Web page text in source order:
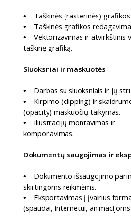
• Taškinės (rasterinės) grafikos
• Taškinės grafikos
•
Vektorizavimas ir atvirkštinis
taškinę grafiką.
Sluoksniai ir maskuotės
• Darbas su sluoksniais ir jų
•
Kirpimo (clipping) ir
(opacity) maskuočių taikymas.
•
Iliustracijų montavimas ir
komponavimas.
Dokumentų saugojimas ir
•
Dokumento išsaugojimo
skirtingoms reikmėms.
•
Eksportavimas į įvairius
(spaudai, internetui,